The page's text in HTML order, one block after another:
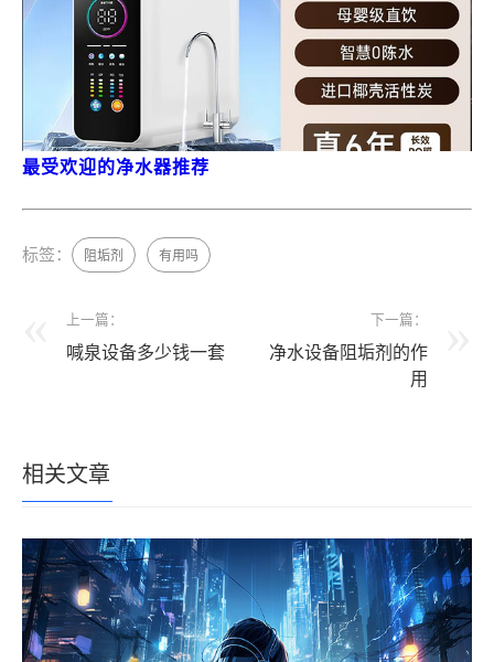
最受欢迎的净水器推荐
标签： 阻垢剂 有用吗
上一篇：
喊泉设备多少钱一套
下一篇：
净水设备阻垢剂的作
用
相关文章